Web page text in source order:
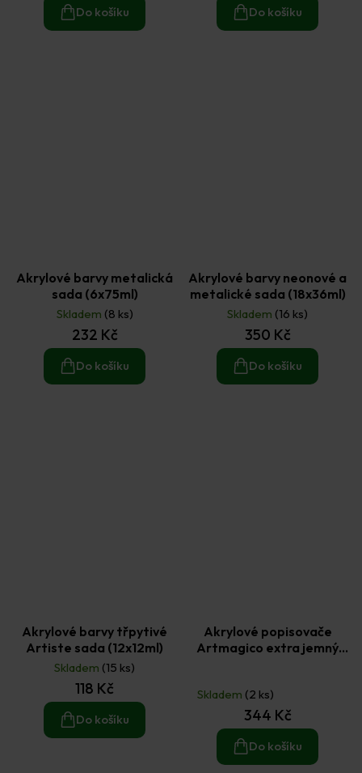
Do košíku Do košíku
Akrylové barvy metalická
sada (6x75ml)
Skladem (8 ks)
232 Kč
Do košíku
Akrylové barvy neonové a
metalické sada (18x36ml)
Skladem (16 ks)
350 Kč
Do košíku
Akrylové barvy třpytivé
Artiste sada (12x12ml)
Skladem (15 ks)
118 Kč
Do košíku
Akrylové popisovače
Artmagico extra jemný
hodnocení
produktu
Skladem (2 ks)
344 Kč
Do košíku